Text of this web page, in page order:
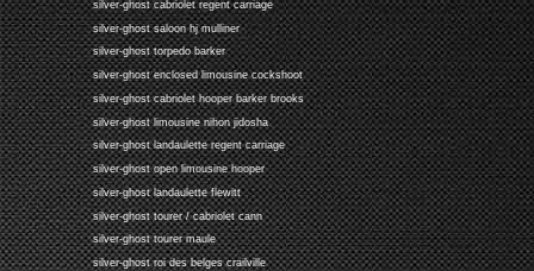
silver-ghost cabriolet regent carriage
silver-ghost saloon hj mulliner
silver-ghost torpedo barker
silver-ghost enclosed limousine cockshoot
silver-ghost cabriolet hooper barker brooks
silver-ghost limousine nihon jidosha
silver-ghost landaulette regent carriage
silver-ghost open limousine hooper
silver-ghost landaulette flewitt
silver-ghost tourer / cabriolet cann
silver-ghost tourer maule
silver-ghost roi des belges crailville